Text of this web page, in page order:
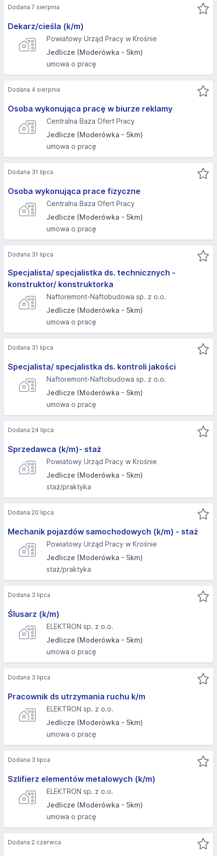
Dekarz/cieśla (k/m)
Powiatowy Urząd Pracy w Krośnie
Jedlicze (Moderówka - 5km)
umowa o pracę
Dodana 7 sierpnia
Osoba wykonująca pracę w biurze reklamy
Centralna Baza Ofert Pracy
Jedlicze (Moderówka - 5km)
umowa o pracę
Dodana 4 sierpnia
Osoba wykonująca prace fizyczne
Centralna Baza Ofert Pracy
Jedlicze (Moderówka - 5km)
umowa o pracę
Dodana 31 lipca
Specjalista/ specjalistka ds. technicznych -
konstruktor/ konstruktorka
Naftoremont-Naftobudowa sp. z o.o.
Jedlicze (Moderówka - 5km)
umowa o pracę
Dodana 31 lipca
Specjalista/ specjalistka ds. kontroli jakości
Naftoremont-Naftobudowa sp. z o.o.
Jedlicze (Moderówka - 5km)
umowa o pracę
Dodana 31 lipca
Sprzedawca (k/m)- staż
Powiatowy Urząd Pracy w Krośnie
Jedlicze (Moderówka - 5km)
staż/praktyka
Dodana 24 lipca
Mechanik pojazdów samochodowych (k/m) - staż
Powiatowy Urząd Pracy w Krośnie
Jedlicze (Moderówka - 5km)
staż/praktyka
Dodana 20 lipca
Ślusarz (k/m)
ELEKTRON sp. z o.o.
Jedlicze (Moderówka - 5km)
umowa o pracę
Dodana 3 lipca
Pracownik ds utrzymania ruchu k/m
ELEKTRON sp. z o.o.
Jedlicze (Moderówka - 5km)
umowa o pracę
Dodana 3 lipca
Szlifierz elementów metalowych (k/m)
ELEKTRON sp. z o.o.
Jedlicze (Moderówka - 5km)
umowa o pracę
Dodana 3 lipca
Dodana 2 czerwca